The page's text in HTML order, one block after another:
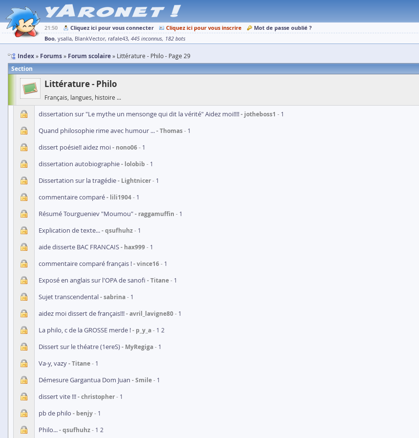
21:50 Cliquez ici pour vous connecter Cliquez ici pour vous inscrire
Mot de passe oublié ?
Boo ysalla BlankVector rafale43 445 inconnus 182 bots
Index Forums Forum scolaire Littérature - Philo - Page 29
Section
Littérature - Philo
Français, langues, histoire ...
dissertation sur "Le mythe un mensonge qui dit la vérité" Aidez moi!!!! jotheboss1 1
Quand philosophie rime avec humour ... Thomas 1
dissert poésie!! aidez moi nono06 1
dissertation autobiographie lolobib 1
Dissertation sur la tragédie Lightnicer 1
commentaire comparé lili1904 1
Résumé Tourgueniev "Moumou" raggamuffin 1
Explication de texte... qsufhuhz 1
aide disserte BAC FRANCAIS hax999 1
commentaire comparé français ! vince16 1
Exposé en anglais sur l'OPA de sanofi Titane 1
Sujet transcendental sabrina 1
aidez moi dissert de français!!! avril_lavigne80 1
La philo, c de la GROSSE merde ! p_y_a 1 2
Dissert sur le théatre (1ereS) MyRegiga 1
Va-y, vazy Titane 1
Démesure Gargantua Dom Juan Smile 1
dissert vite !!! christopher 1
pb de philo benjy 1
Philo... qsufhuhz 1 2